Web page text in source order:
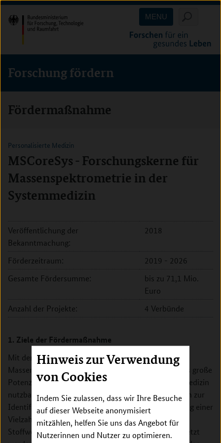
Hinweis zur Verwendung
von Cookies
Indem Sie zulassen, dass wir Ihre Besuche
auf dieser Webseite anonymisiert
mitzählen, helfen Sie uns das Angebot für
Nutzerinnen und Nutzer zu optimieren.
Direkt
zum
Inhalt
(Eingabetaste)
Direkt
zum
Hauptmenu
(Eingabetaste)
Direkt
zur
Suche
(Eingabetaste)
MENU
Forschung fördern
Fördermaßnahme
Personalisierte Medizin
MSCoreSys - Forschungskerne für
Massenspektrometrie in der
Systemmedizin
Veröffentlichung der
Bekanntmachung:
2018
Förderzeitraum:
2019 - 2026
Gesamte Fördersumme:
bis zu 71,1 Mio.
Euro
Anzahl der Projekte:
4 Verbünde
1. Ziele der Fördermaßnahme
Mit der Förderrichtlinie „Forschungskerne für die
Massenspektrometrie in der Systemmedizin“ soll das große
Potenzial der Massenspektrometrie für die Systemmedizin
nutzbar gemacht werden. Massenspektrometrie kann zur
Identifizierung, Charakterisierung und Quantifizierung einer
Vielzahl von Biomolekülen wie Proteinen,
Stoffwechselprodukten, Zuckern oder Fetten eingesetzt